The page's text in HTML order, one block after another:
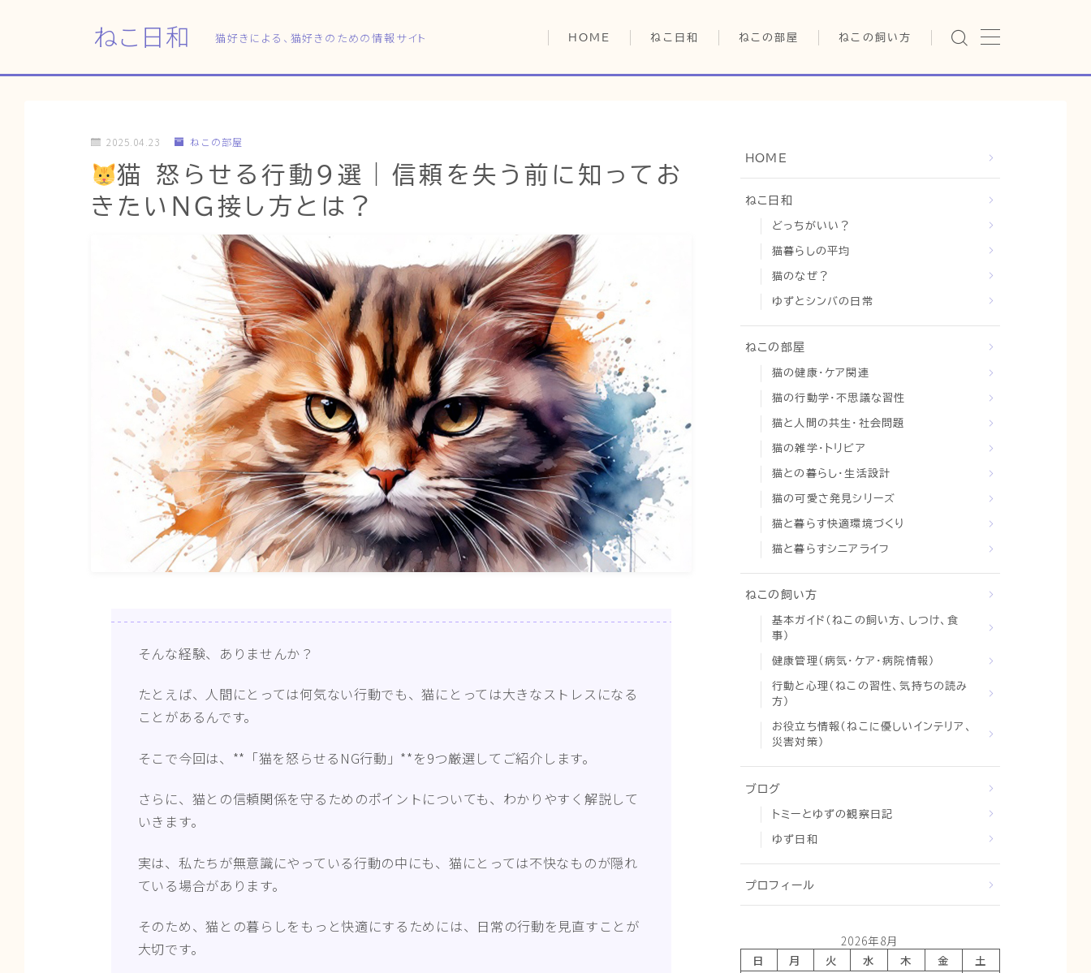
ねこ日和 猫好きによる、猫好きのための情報サイト HOME ねこ日和
どっちがいい？
ゆずとシンバの日常
ねこの部屋
猫の雑学・トリビア
猫と暮らす快適環境づくり
猫と暮らすシニアライフ
猫と人間の共生・社会問題
ねこの飼い方
基本ガイド（ねこの飼い方、し
行動と心理（ねこの習性、気
お役立ち情報（ねこに優しい
インテリア、災害対策）
グッズレビュー（キャットフー
ド、トイレ、爪とぎ）
どっちがいい？
猫暮らしの平均
猫のなぜ？
ゆずとシンバの日常
ねこの部屋
猫の健康・ケア関連
猫の行動学・不思議な習性
猫と人間の共生・社会問題
猫の雑学・トリビア
猫との暮らし・生活設計
猫の可愛さ発見シリーズ
猫と暮らす快適環境づくり
事）
行動と心理（ねこの習性、気持ちの読
み方）
お役立ち情報（ねこに優しいインテリ
ア、災害対策）
ブログ
2025.04.23 ねこの部屋
猫 怒らせる行動9選｜信頼を失う前に知ってお
きたいNG接し方とは？
そんな経験、ありませんか？
たとえば、人間にとっては何気ない行動でも、猫にとっては大きなストレスになる
ことがあるんです。
そこで今回は、**「猫を怒らせるNG行動」**を9つ厳選してご紹介します。
さらに、猫との信頼関係を守るためのポイントについても、わかりやすく解説して
いきます。
実は、私たちが無意識にやっている行動の中にも、猫にとっては不快なものが隠れ
ている場合があります。
そのため、猫との暮らしをもっと快適にするためには、日常の行動を見直すことが
大切です。
HOME
ねこ日和
どっちがいい？
猫暮らしの平均
猫のなぜ？
ゆずとシンバの日常
ねこの部屋
猫の健康・ケア関連
猫の行動学・不思議な習性
猫と人間の共生・社会問題
猫の雑学・トリビア
猫との暮らし・生活設計
猫の可愛さ発見シリーズ
猫と暮らす快適環境づくり
猫と暮らすシニアライフ
ねこの飼い方
基本ガイド（ねこの飼い方、しつけ、食
事）
健康管理（病気・ケア・病院情報）
行動と心理（ねこの習性、気持ちの読み
方）
お役立ち情報（ねこに優しいインテリア、
災害対策）
ブログ
トミーとゆずの観察日記
ゆず日和
プロフィール
2026年8月
日
月 火 水 木 金
土